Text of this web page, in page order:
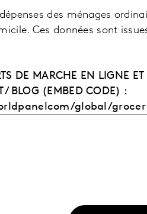
des ménages
Ces données sont
DE MARCHE EN LIGNE
/ BLOG (EMBED CODE) :
global/